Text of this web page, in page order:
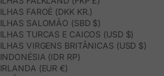
ILHAS FAROÉ (DKK KR.)
ILHAS SALOMÃO (SBD $)
ILHAS TURCAS E CAICOS (USD $)
ILHAS VIRGENS BRITÂNICAS (USD $)
INDONÉSIA (IDR RP)
IRLANDA (EUR €)